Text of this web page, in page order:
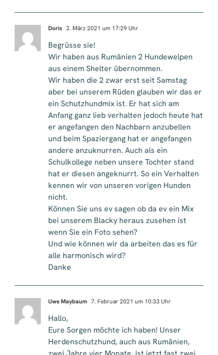
Doris 2. März 2021 um 17:29 Uhr
Begrüsse sie!
Wir haben aus Rumänien 2 Hundewelpen
aus einem Shelter übernommen.
Wir haben die 2 zwar erst seit Samstag
aber bei unserem Rüden glauben wir das er
ein Schutzhundmix ist. Er hat sich am
Anfang ganz lieb verhalten jedoch heute hat
er angefangen den Nachbarn anzubellen
und beim Spaziergang hat er angefangen
andere anzuknurren. Auch als ein
Schulkollege neben unsere Tochter stand
hat er diesen angeknurrt. So ein Verhalten
kennen wir von unseren vorigen Hunden
nicht.
Können Sie uns ev sagen ob da ev ein Mix
bei unserem Blacky heraus zusehen ist
wenn Sie ein Foto sehen?
Und wie können wir da arbeiten das es für
alle harmonisch wird?
Danke
Uwe Maybaum 7. Februar 2021 um 10:33 Uhr
Hallo,
Eure Sorgen möchte ich haben! Unser
Herdenschutzhund, auch aus Rumänien,